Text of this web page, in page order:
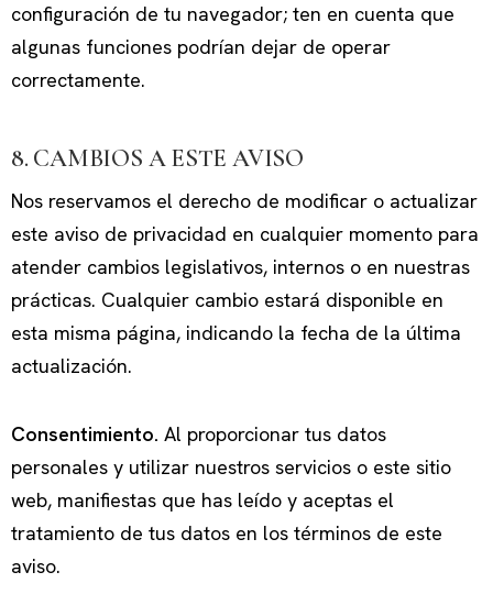
configuración de tu navegador; ten en cuenta que
algunas funciones podrían dejar de operar
correctamente.
8. CAMBIOS A ESTE AVISO
Nos reservamos el derecho de modificar o actualizar
este aviso de privacidad en cualquier momento para
atender cambios legislativos, internos o en nuestras
prácticas. Cualquier cambio estará disponible en
esta misma página, indicando la fecha de la última
actualización.
Consentimiento. Al proporcionar tus datos
personales y utilizar nuestros servicios o este sitio
web, manifiestas que has leído y aceptas el
tratamiento de tus datos en los términos de este
aviso.